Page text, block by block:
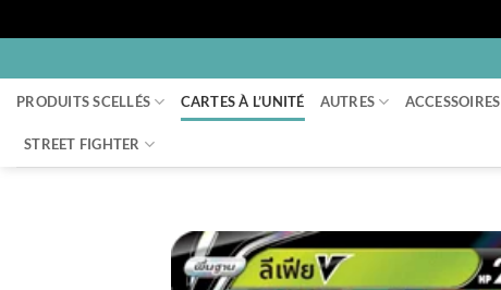
au
contenu
PRODUITS SCELLÉS CARTES À L’UNITÉ AUTRES ACCESSOIRES
STREET FIGHTER